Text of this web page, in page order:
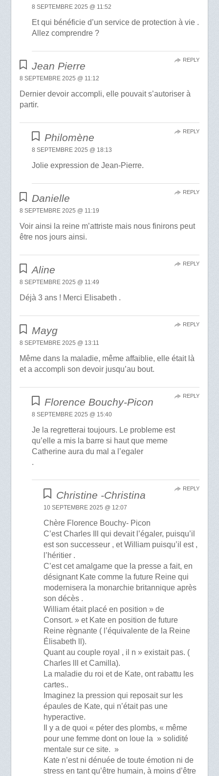
8 SEPTEMBRE 2025 @ 11:52
Et qui bénéficie d’un service de protection à vie .
Allez comprendre ?
Jean Pierre
8 SEPTEMBRE 2025 @ 11:12
Dernier devoir accompli, elle pouvait s’autoriser à
partir.
REPLY
Philomène
8 SEPTEMBRE 2025 @ 18:13
Jolie expression de Jean-Pierre.
REPLY
Danielle
8 SEPTEMBRE 2025 @ 11:19
Voir ainsi la reine m’attriste mais nous finirons peut
être nos jours ainsi.
REPLY
Aline
8 SEPTEMBRE 2025 @ 11:49
Déjà 3 ans ! Merci Elisabeth .
REPLY
Mayg
8 SEPTEMBRE 2025 @ 13:11
Même dans la maladie, même affaiblie, elle était là
et a accompli son devoir jusqu’au bout.
REPLY
Florence Bouchy-Picon
8 SEPTEMBRE 2025 @ 15:40
Je la regretterai toujours. Le probleme est
qu’elle a mis la barre si haut que meme
Catherine aura du mal a l’egaler
.
REPLY
Christine -Christina
10 SEPTEMBRE 2025 @ 12:07
Chère Florence Bouchy- Picon
C’est Charles Ill qui devait l’égaler, puisqu’il
est son successeur , et William puisqu’il est ,
l’héritier .
C’est cet amalgame que la presse a fait, en
désignant Kate comme la future Reine qui
modernisera la monarchie britannique après
son décès .
William était placé en position » de
Consort. » et Kate en position de future
Reine règnante ( l’équivalente de la Reine
Élisabeth ll).
Quant au couple royal , il n » existait pas. (
Charles lll et Camilla).
La maladie du roi et de Kate, ont rabattu les
cartes..
Imaginez la pression qui reposait sur les
épaules de Kate, qui n’était pas une
hyperactive.
Il y a de quoi « péter des plombs, « même
pour une femme dont on loue la » solidité
mentale sur ce site. »
Kate n’est ni dénuée de toute émotion ni de
stress en tant qu’être humain, à moins d’être
REPLY